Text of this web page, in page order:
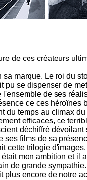
de ces créateurs
marque. Le roi du
se dispenser de
de ses
de ces
du temps au climax
efficaces, ce
déchiffré
ses films de sa
cette trilogie
mon ambition et il
de grande sympathie.
plus encore de notre